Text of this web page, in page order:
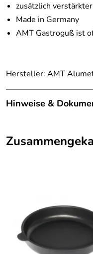
zusätzlich
Made in Germany
AMT Gastroguß ist
Hersteller: AMT
Hinweise &
AMT